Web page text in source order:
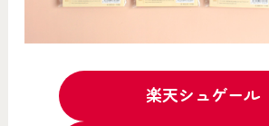
楽天シュゲール